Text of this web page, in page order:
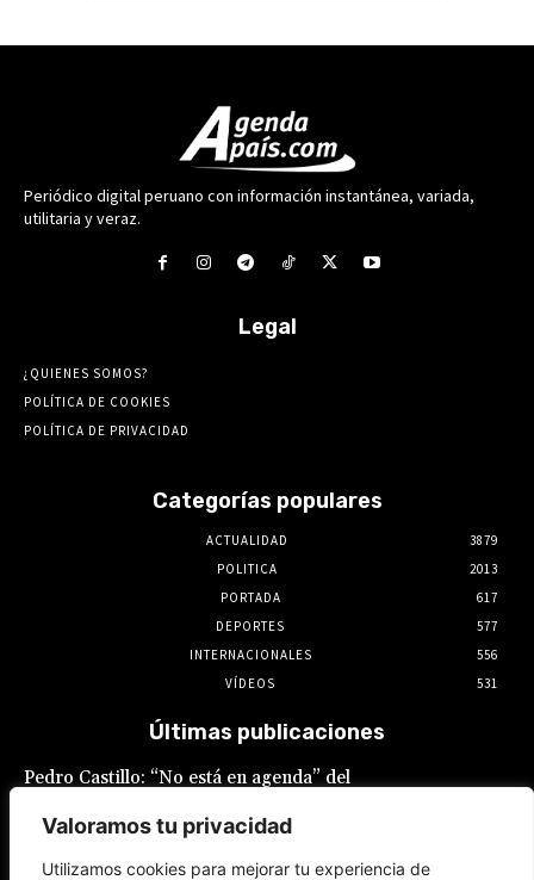
Valoramos tu privacidad
Utilizamos cookies para mejorar tu experiencia de
Periódico digital peruano con información instantánea, variada,
utilitaria y veraz.
Legal
¿QUIENES SOMOS?
POLÍTICA DE COOKIES
POLÍTICA DE PRIVACIDAD
Categorías populares
ACTUALIDAD
3879
POLITICA
2013
PORTADA
617
DEPORTES
577
INTERNACIONALES
556
VÍDEOS
531
Últimas publicaciones
Pedro Castillo: “No está en agenda” del
Luis Galarreta